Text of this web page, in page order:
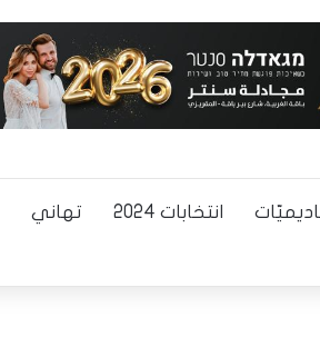
انتخابات 2024 تهاني